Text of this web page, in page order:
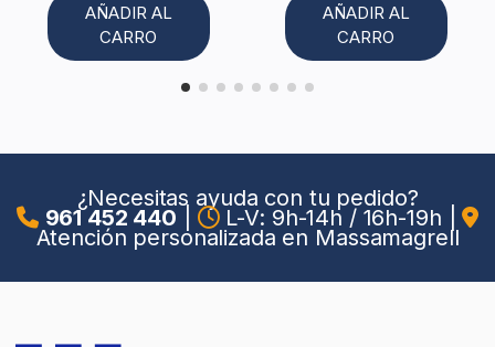
AÑADIR AL
CARRO
AÑADIR AL
CARRO
¿Necesitas ayuda con tu pedido?
961 452 440 L-V: 9h-14h / 16h-19h
Atención personalizada en Massamagrell